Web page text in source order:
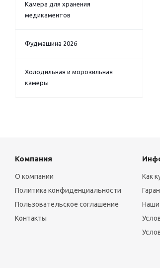
Камера для хранения
медикаментов
Фудмашина 2026
Холодильная и морозильная
камеры
Компания
О компании
Политика конфиденциальности
Пользовательское соглашение
Контакты
Как